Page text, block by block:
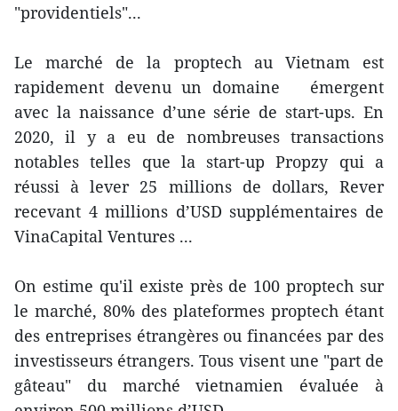
"providentiels"...
Le marché de la proptech au Vietnam est
rapidement devenu un domaine émergent
avec la naissance d’une série de start-ups. En
2020, il y a eu de nombreuses transactions
notables telles que la start-up Propzy qui a
réussi à lever 25 millions de dollars, Rever
recevant 4 millions d’USD supplémentaires de
VinaCapital Ventures ...
On estime qu'il existe près de 100 proptech sur
le marché, 80% des plateformes proptech étant
des entreprises étrangères ou financées par des
investisseurs étrangers. Tous visent une "part de
gâteau" du marché vietnamien évaluée à